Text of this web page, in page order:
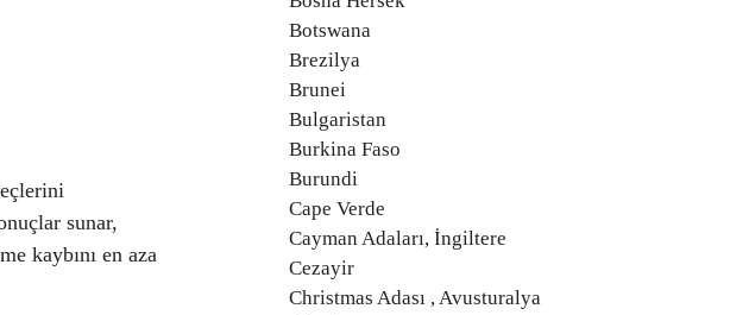
sunar,
kaybını en aza
Botswana
Brezilya
Brunei
Bulgaristan
Burkina Faso
Burundi
Cape Verde
Cayman Adaları, İngiltere
Cezayir
Christmas Adası , Avusturalya